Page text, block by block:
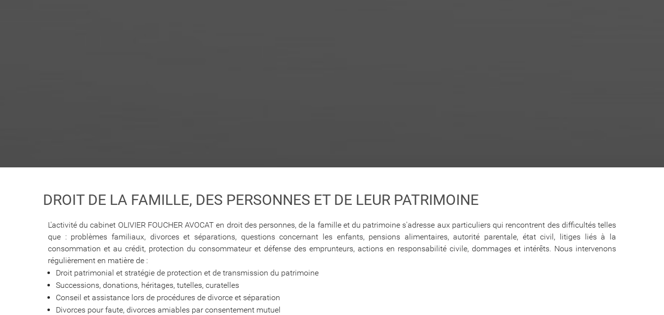
DROIT DE LA FAMILLE, DES PERSONNES ET DE LEUR PATRIMOINE
L'activité du cabinet OLIVIER FOUCHER AVOCAT en droit des personnes, de la famille et du patrimoine s'adresse aux particuliers qui rencontrent des difficultés telles
que : problèmes familiaux, divorces et séparations, questions concernant les enfants, pensions alimentaires, autorité parentale, état civil, litiges liés à la
consommation et au crédit, protection du consommateur et défense des emprunteurs, actions en responsabilité civile, dommages et intérêts. Nous intervenons
régulièrement en matière de :
Droit patrimonial et stratégie de protection et de transmission du patrimoine
Successions, donations, héritages, tutelles, curatelles
Conseil et assistance lors de procédures de divorce et séparation
Divorces pour faute, divorces amiables par consentement mutuel